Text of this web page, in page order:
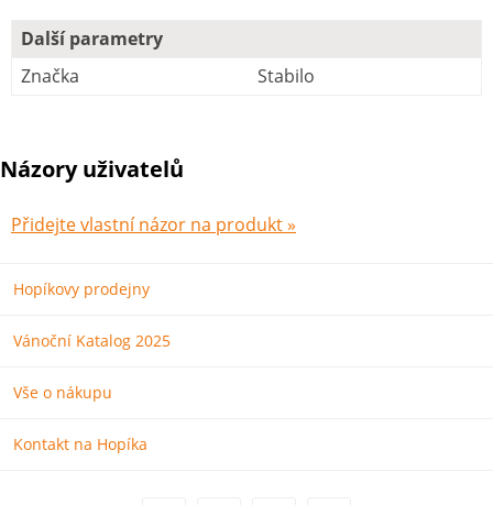
Další parametry
Značka
Stabilo
Názory uživatelů
Přidejte vlastní názor na produkt »
Hopíkovy prodejny
Vánoční Katalog 2025
Vše o nákupu
Kontakt na Hopíka